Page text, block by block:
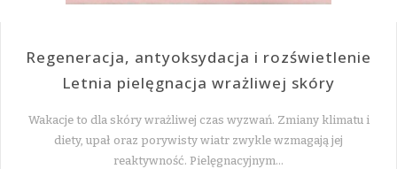
Regeneracja, antyoksydacja i rozświetlenie
Letnia pielęgnacja wrażliwej skóry
Wakacje to dla skóry wrażliwej czas wyzwań. Zmiany klimatu i
diety, upał oraz porywisty wiatr zwykle wzmagają jej
reaktywność. Pielęgnacyjnym…